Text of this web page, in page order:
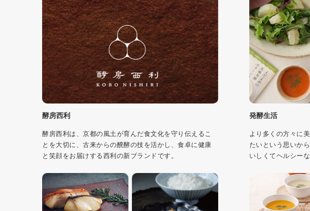
酵房西利
酵房西利は、京都の風土が育んだ食文化を守り伝えるこ
とを大切に、古来からの醗酵の技を活かし、食卓に健康
と笑顔をお届けする西利の新ブランドです。
発酵生活
より多くの方々に
たいという思いか
いしくてヘルシー